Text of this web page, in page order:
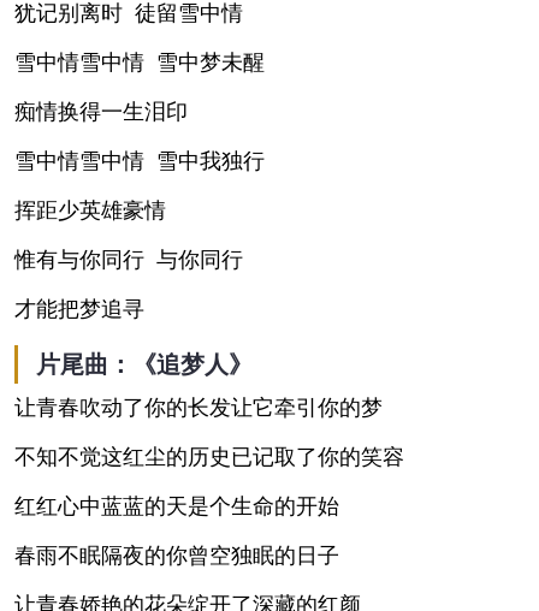
犹记别离时 徒留雪中情
雪中情雪中情 雪中梦未醒
痴情换得一生泪印
雪中情雪中情 雪中我独行
挥距少英雄豪情
惟有与你同行 与你同行
才能把梦追寻
片尾曲：《追梦人》
让青春吹动了你的长发让它牵引你的梦
不知不觉这红尘的历史已记取了你的笑容
红红心中蓝蓝的天是个生命的开始
春雨不眠隔夜的你曾空独眠的日子
让青春娇艳的花朵绽开了深藏的红颜